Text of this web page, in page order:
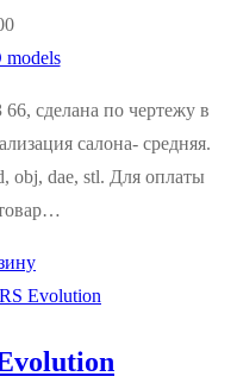
models
сделана по чертежу в
салона- средняя.
obj, dae, stl. Для оплаты